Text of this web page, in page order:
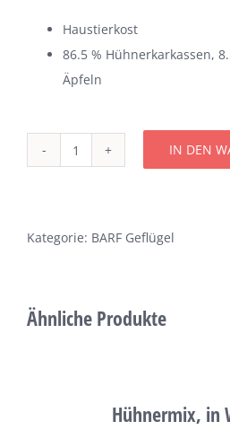
Hundepension
Über uns
Öffnungszeiten
Haustierkost
86.5 % Hühnerkarkassen,
Äpfeln
Hühnermenü,
Menge
IN DEN
Kategorie: BARF Geflügel
Ähnliche Produkte
Hühnermix, in